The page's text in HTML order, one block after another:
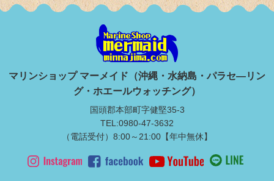
マリンショップ マーメイド（沖縄・水納島・パラセ―リン
グ・ホエールウォッチング）
国頭郡本部町字健堅35-3
TEL:0980-47-3632
（電話受付）8:00～21:00【年中無休】